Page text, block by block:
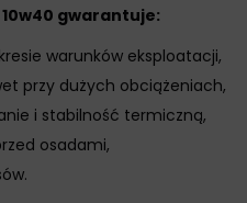
gwarantuje:
warunków eksploatacji,
przy dużych obciążeniach,
i stabilność termiczną,
osadami,